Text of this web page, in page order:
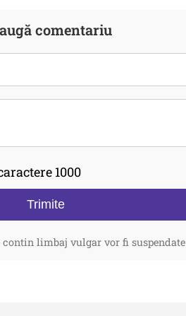
comentariu
1000
Trimite
limbaj vulgar vor fi suspendate